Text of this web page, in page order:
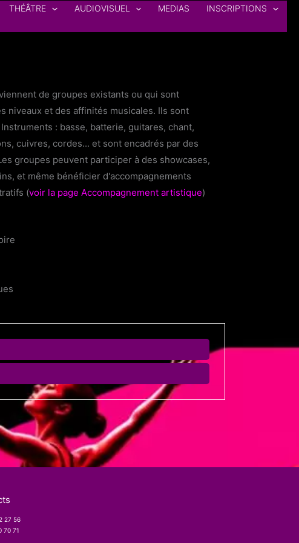
THÉÂTRE AUDIOVISUEL MEDIAS
INSCRIPTIONS
de groupes existants ou qui sont
niveaux et des affinités musicales. Ils sont
: basse, batterie, guitares, chant,
cuivres, cordes... et sont encadrés par des
groupes peuvent participer à des showcases,
et même bénéficier d'accompagnements
(voir la page Accompagnement artistique)
27 56
70 71